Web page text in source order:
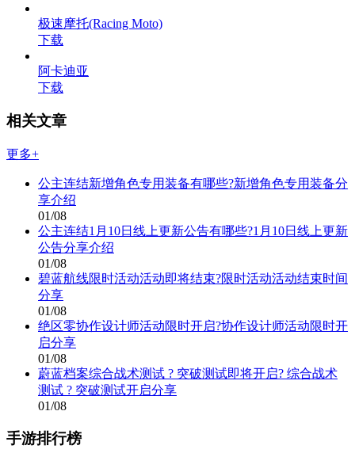
极速摩托(Racing Moto)
下载
阿卡迪亚
下载
相关文章
更多+
公主连结新增角色专用装备有哪些?新增角色专用装备分
享介绍
01/08
公主连结1月10日线上更新公告有哪些?1月10日线上更新
公告分享介绍
01/08
碧蓝航线限时活动活动即将结束?限时活动活动结束时间
分享
01/08
绝区零协作设计师活动限时开启?协作设计师活动限时开
启分享
01/08
蔚蓝档案综合战术测试 ? 突破测试即将开启? 综合战术
测试 ? 突破测试开启分享
01/08
手游排行榜